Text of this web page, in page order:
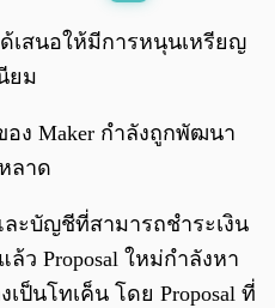
0:00
ด้เสนอให้มีการหนุนเหรียญ
ยม
อง Maker กำลังถูกพัฒนา
ลาด
ละบัญชีที่สามารถชำระเงิน
แล้ว Proposal ใหม่กำลังหา
ป็นโทเค็น โดย Proposal ที่